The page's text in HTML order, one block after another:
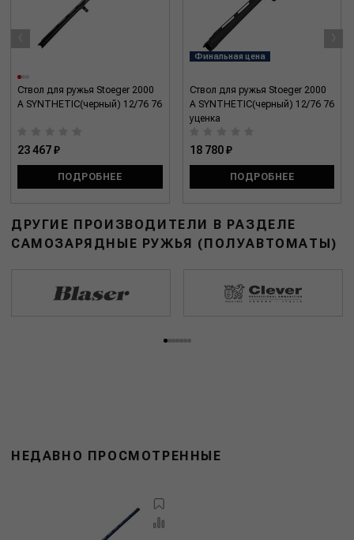
Ствол для ружья Stoeger 2000
A SYNTHETIC(черный) 12/76 76
23 467 ₽
ПОДРОБНЕЕ
Финальная цена
Ствол для ружья Stoeger 2000
A SYNTHETIC(черный) 12/76 76
уценка
18 780 ₽
ПОДРОБНЕЕ
‹ ›
ДРУГИЕ ПРОИЗВОДИТЕЛИ В РАЗДЕЛЕ
САМОЗАРЯДНЫЕ РУЖЬЯ (ПОЛУАВТОМАТЫ)
НЕДАВНО ПРОСМОТРЕННЫЕ